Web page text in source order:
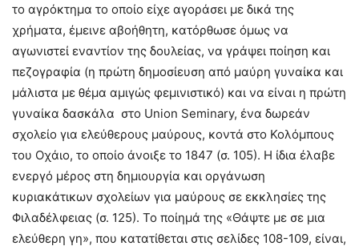
το αγρόκτημα το οποίο είχε αγοράσει με δικά της
χρήματα, έμεινε αβοήθητη, κατόρθωσε όμως να
αγωνιστεί εναντίον της δουλείας, να γράψει ποίηση και
πεζογραφία (η πρώτη δημοσίευση από μαύρη γυναίκα και
μάλιστα με θέμα αμιγώς φεμινιστικό) και να είναι η πρώτη
γυναίκα δασκάλα στο Union Seminary, ένα δωρεάν
σχολείο για ελεύθερους μαύρους, κοντά στο Κολόμπους
του Οχάιο, το οποίο άνοιξε το 1847 (σ. 105). Η ίδια έλαβε
ενεργό μέρος στη δημιουργία και οργάνωση
κυριακάτικων σχολείων για μαύρους σε εκκλησίες της
Φιλαδέλφειας (σ. 125). Το ποίημά της «Θάψτε με σε μια
ελεύθερη γη», που κατατίθεται στις σελίδες 108-109, είναι,